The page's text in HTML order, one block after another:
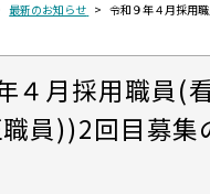
最新のお知らせ
４月採用職員(
員))2回目募集